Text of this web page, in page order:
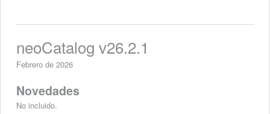
neoCatalog v26.2.1
Febrero de 2026
Novedades
No incluido.